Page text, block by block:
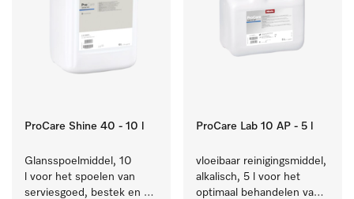
ProCare Shine 40 - 10 l
Glansspoelmiddel, 10
l voor het spoelen van
serviesgoed, bestek en
ProCare Lab 10 AP - 5 l
vloeibaar reinigingsmiddel,
alkalisch, 5 l voor het
optimaal behandelen van